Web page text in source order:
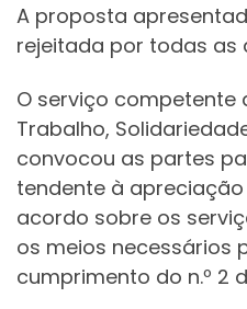
A proposta
rejeitada por todas as
O serviço competente
Trabalho,
convocou as partes
tendente à
acordo sobre os
os meios necessários
cumprimento do n.º 2